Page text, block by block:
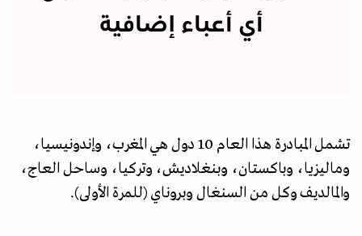
أي أعباء إضافية
تشمل المبادرة هذا العام 10 دول هي المغرب، وإندونيسيا،
وماليزيا، وباكستان، وبنغلاديش، وتركيا، وساحل العاج،
والمالديف وكل من السنغال وبروناي (للمرة الأولى).